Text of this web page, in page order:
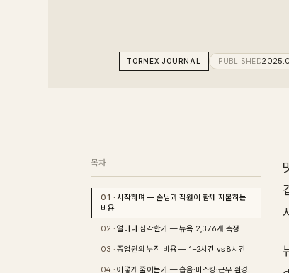
TORNEX JOURNAL PUBLISHED
목차
시작하며 — 손님과 직원이 함께 지불하는
비용
얼마나 심각한가 — 뉴욕 2,376개 측정
종업원의 누적 비용 — 1–2시간 vs 8시간
어떻게 줄이는가 — 흡음·마스킹·근무 환경